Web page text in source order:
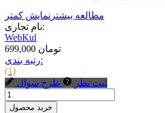
مطالعه بیشتر نمایش کمتر
نام تجاری:
WebKul
699,000 تومان
رتبه بندی:
(1)
ثبت نظر
طرح سوال
خرید محصول